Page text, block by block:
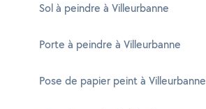
Sol à peindre à Villeurbanne
Porte à peindre à Villeurbanne
Pose de papier peint à Villeurbanne